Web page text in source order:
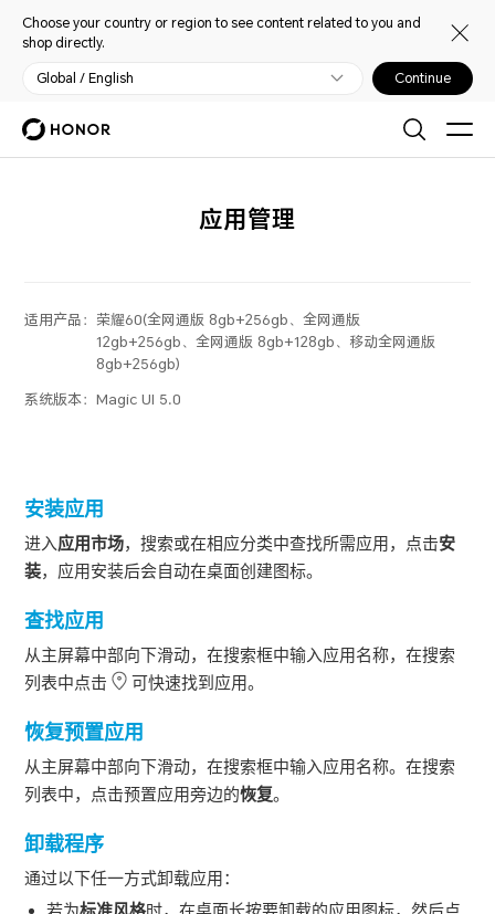
Choose your country or region to see content related to you and
shop directly.
Global / English Continue
应用管理
适用产品： 荣耀60(全网通版 8gb+256gb、全网通版
12gb+256gb、全网通版 8gb+128gb、移动全网通版
8gb+256gb)
系统版本：Magic UI 5.0
安装应用
进入应用市场，搜索或在相应分类中查找所需应用，点击安
装，应用安装后会自动在桌面创建图标。
查找应用
从主屏幕中部向下滑动，在搜索框中输入应用名称，在搜索
列表中点击
可快速找到应用。
恢复预置应用
从主屏幕中部向下滑动，在搜索框中输入应用名称。在搜索
列表中，点击预置应用旁边的恢复。
卸载程序
通过以下任一方式卸载应用：
若为标准风格时，在桌面长按要卸载的应用图标，然后点